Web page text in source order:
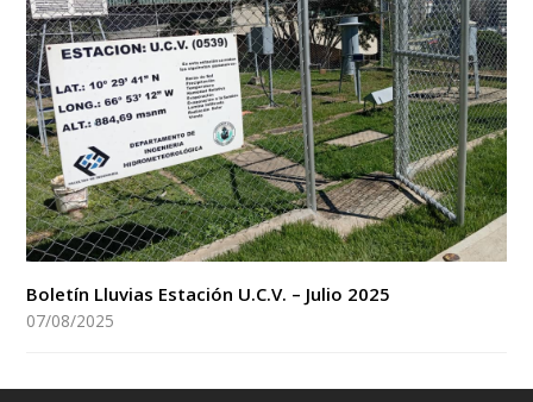
Boletín Lluvias Estación U.C.V. – Julio 2025
07/08/2025